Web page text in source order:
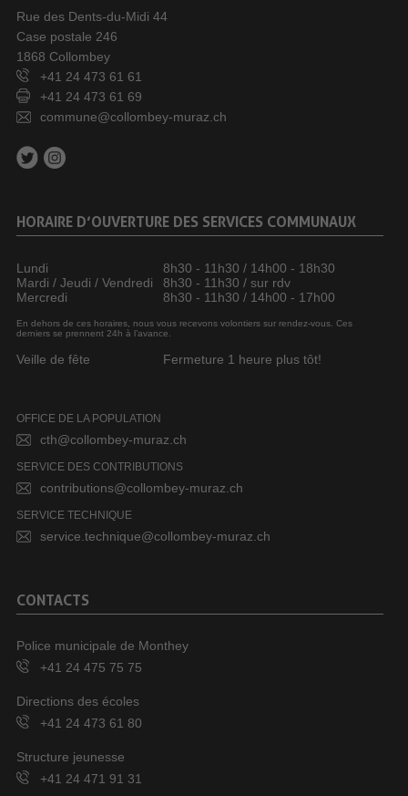
Rue des Dents-du-Midi 44
Case postale 246
1868 Collombey
+41 24 473 61 61
+41 24 473 61 69
commune@collombey-muraz.ch
HORAIRE D’OUVERTURE DES SERVICES COMMUNAUX
Lundi
8h30 - 11h30 / 14h00 - 18h30
Mardi / Jeudi / Vendredi
8h30 - 11h30 / sur rdv
Mercredi
8h30 - 11h30 / 14h00 - 17h00
En dehors de ces horaires, nous vous recevons volontiers sur rendez-vous. Ces
derniers se prennent 24h à l’avance.
Veille de fête Fermeture 1 heure plus tôt!
OFFICE DE LA POPULATION
cth@collombey-muraz.ch
SERVICE DES CONTRIBUTIONS
contributions@collombey-muraz.ch
SERVICE TECHNIQUE
service.technique@collombey-muraz.ch
CONTACTS
Police municipale de Monthey
+41 24 475 75 75
Directions des écoles
+41 24 473 61 80
Structure jeunesse
+41 24 471 91 31